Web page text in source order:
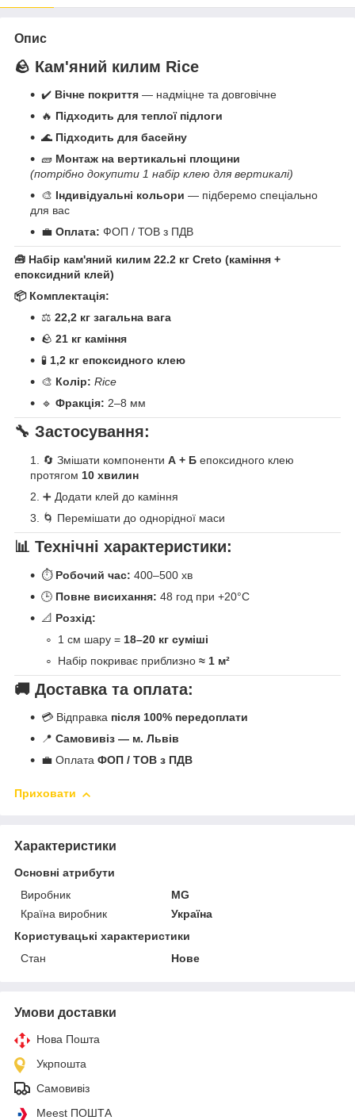
Опис
🪨 Кам'яний килим Rice
✔️ Вічне покриття — надміцне та довговічне
🔥 Підходить для теплої підлоги
🌊 Підходить для басейну
🧱 Монтаж на вертикальні площини
(потрібно докупити 1 набір клею для вертикалі)
🎨 Індивідуальні кольори — підберемо спеціально
для вас
💼 Оплата: ФОП / ТОВ з ПДВ
🧰 Набір кам'яний килим 22.2 кг Creto (каміння +
епоксидний клей)
📦 Комплектація:
⚖️ 22,2 кг загальна вага
🪨 21 кг каміння
🧪 1,2 кг епоксидного клею
🎨 Колір: Rice
🔹 Фракція: 2–8 мм
🔧 Застосування:
🔄 Змішати компоненти А + Б епоксидного клею
протягом 10 хвилин
➕ Додати клей до каміння
🌀 Перемішати до однорідної маси
📊 Технічні характеристики:
⏱ Робочий час: 400–500 хв
🕒 Повне висихання: 48 год при +20°C
📐 Розхід:
1 см шару = 18–20 кг суміші
Набір покриває приблизно ≈ 1 м²
🚚 Доставка та оплата:
💳 Відправка після 100% передоплати
📍 Самовивіз — м. Львів
💼 Оплата ФОП / ТОВ з ПДВ
Приховати
Характеристики
Основні атрибути
Виробник
MG
Країна виробник
Україна
Користувацькі характеристики
Стан
Нове
Умови доставки
Нова Пошта
Укрпошта
Самовивіз
Meest ПОШТА